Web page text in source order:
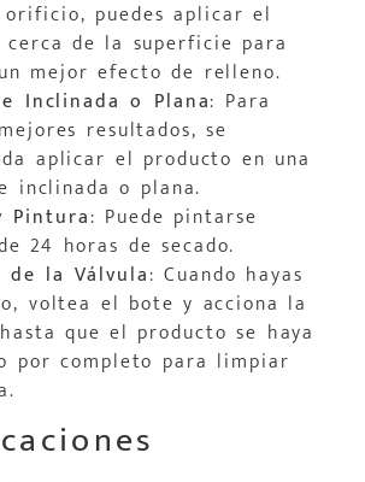
puedes aplicar el
cerca de la superficie para
mejor efecto de relleno.
Inclinada o Plana: Para
resultados, se
aplicar el producto en una
inclinada o plana.
Pintura: Puede pintarse
24 horas de secado.
de la Válvula: Cuando hayas
voltea el bote y acciona la
que el producto se haya
por completo para limpiar